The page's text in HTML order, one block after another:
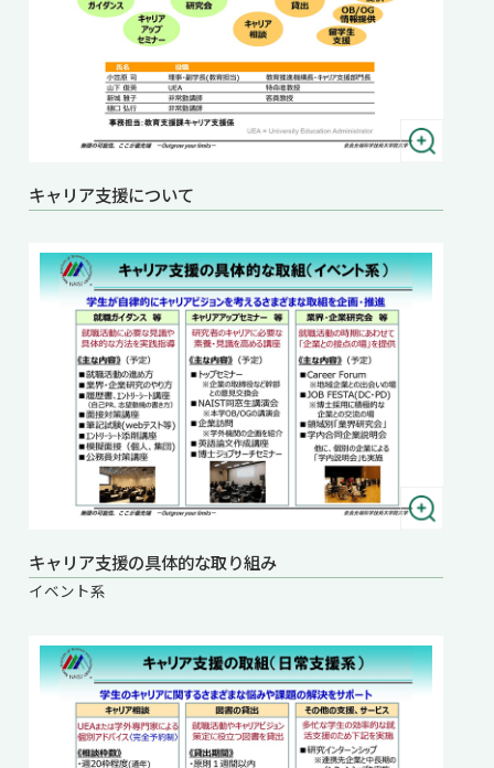
キャリア支援について
キャリア支援の具体的な取り組み
イベント系